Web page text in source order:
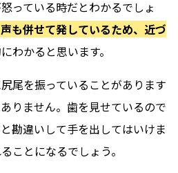
怒っている時だとわかるでしょ
も併せて発しているため、近づ
わかると思います。
尾を振っていることがあります
りません。歯を見せているので
勘違いして手を出してはいけま
ことになるでしょう。